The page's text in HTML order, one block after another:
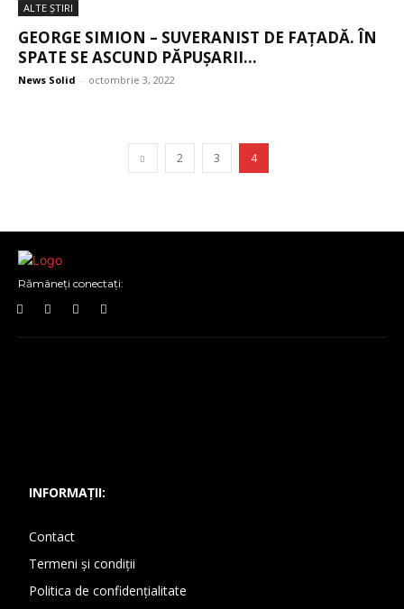
ALTE ŞTIRI
GEORGE SIMION – SUVERANIST DE FAȚADĂ. ÎN
SPATE SE ASCUND PĂPUȘARII...
News Solid - octombrie 3, 2022
2 3 4
Rămâneți conectați:
INFORMAȚII:
Contact
Termeni și condiții
Politica de confidențialitate